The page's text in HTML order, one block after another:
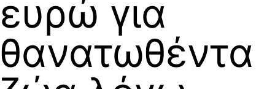
ευρώ για
θανατωθέντα